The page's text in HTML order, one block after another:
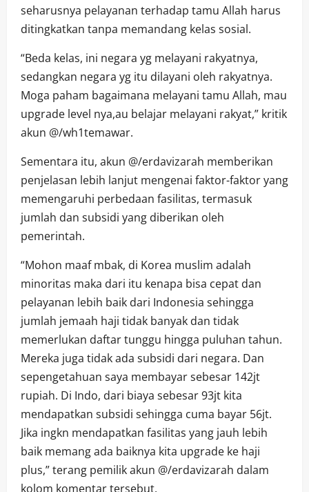
seharusnya pelayanan terhadap tamu Allah harus
ditingkatkan tanpa memandang kelas sosial.
“Beda kelas, ini negara yg melayani rakyatnya,
sedangkan negara yg itu dilayani oleh rakyatnya.
Moga paham bagaimana melayani tamu Allah, mau
upgrade level nya,au belajar melayani rakyat,” kritik
akun @/wh1temawar.
Sementara itu, akun @/erdavizarah memberikan
penjelasan lebih lanjut mengenai faktor-faktor yang
memengaruhi perbedaan fasilitas, termasuk
jumlah dan subsidi yang diberikan oleh
pemerintah.
“Mohon maaf mbak, di Korea muslim adalah
minoritas maka dari itu kenapa bisa cepat dan
pelayanan lebih baik dari Indonesia sehingga
jumlah jemaah haji tidak banyak dan tidak
memerlukan daftar tunggu hingga puluhan tahun.
Mereka juga tidak ada subsidi dari negara. Dan
sepengetahuan saya membayar sebesar 142jt
rupiah. Di Indo, dari biaya sebesar 93jt kita
mendapatkan subsidi sehingga cuma bayar 56jt.
Jika ingkn mendapatkan fasilitas yang jauh lebih
baik memang ada baiknya kita upgrade ke haji
plus,” terang pemilik akun @/erdavizarah dalam
kolom komentar tersebut.